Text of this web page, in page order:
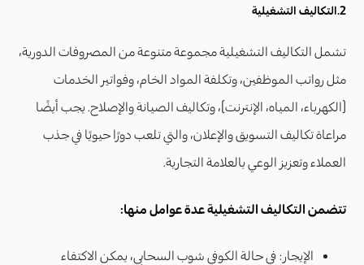
2.التكاليف التشغيلية
تشمل التكاليف التشغيلية مجموعة متنوعة من المصروفات الدورية،
مثل رواتب الموظفين، وتكلفة المواد الخام، وفواتير الخدمات
(الكهرباء، المياه، الإنترنت)، وتكاليف الصيانة والإصلاح. يجب أيضًا
مراعاة تكاليف التسويق والإعلان، والتي تلعب دورًا حيويًا في جذب
العملاء وتعزيز الوعي بالعلامة التجارية.
تتضمن التكاليف التشغيلية عدة عوامل منها:
الإيجار: في حالة الكوفي شوب السحابي، يمكن الاكتفاء